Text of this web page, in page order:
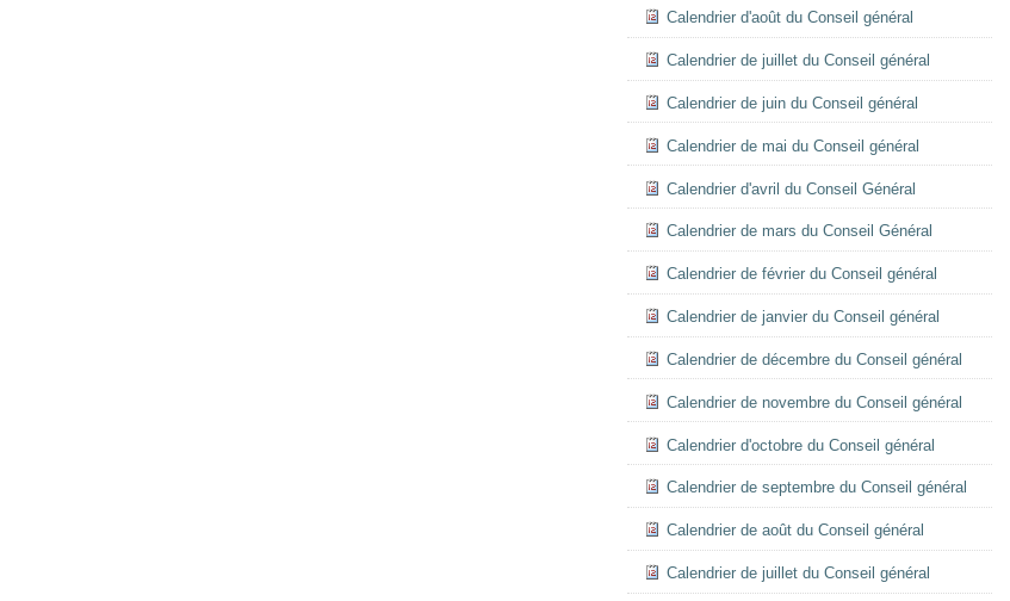
Calendrier d'août du Conseil général
Calendrier de juillet du Conseil général
Calendrier de juin du Conseil général
Calendrier de mai du Conseil général
Calendrier d'avril du Conseil Général
Calendrier de mars du Conseil Général
Calendrier de février du Conseil général
Calendrier de janvier du Conseil général
Calendrier de décembre du Conseil général
Calendrier de novembre du Conseil général
Calendrier d'octobre du Conseil général
Calendrier de septembre du Conseil général
Calendrier de août du Conseil général
Calendrier de juillet du Conseil général